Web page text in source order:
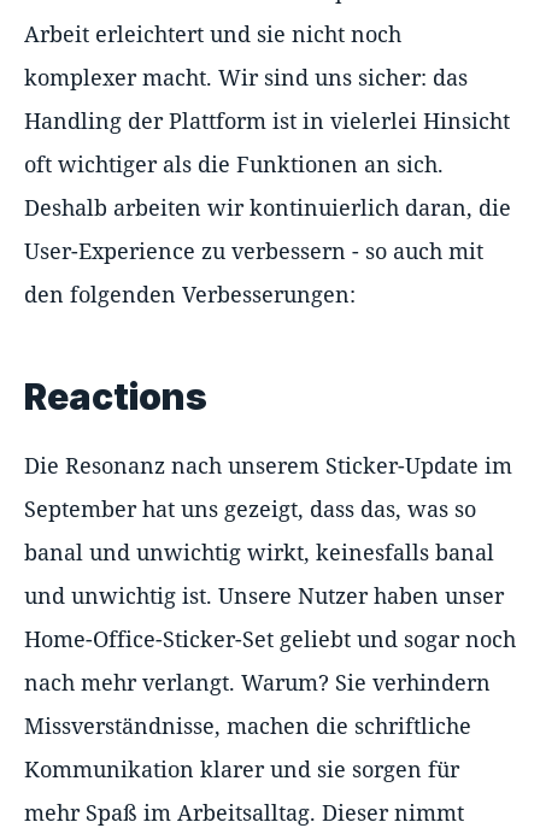
Arbeit erleichtert und sie nicht noch
komplexer macht. Wir sind uns sicher: das
Handling der Plattform ist in vielerlei Hinsicht
oft wichtiger als die Funktionen an sich.
Deshalb arbeiten wir kontinuierlich daran, die
User-Experience zu verbessern - so auch mit
den folgenden Verbesserungen:
Reactions
Die Resonanz nach unserem Sticker-Update im
September hat uns gezeigt, dass das, was so
banal und unwichtig wirkt, keinesfalls banal
und unwichtig ist. Unsere Nutzer haben unser
Home-Office-Sticker-Set geliebt und sogar noch
nach mehr verlangt. Warum? Sie verhindern
Missverständnisse, machen die schriftliche
Kommunikation klarer und sie sorgen für
mehr Spaß im Arbeitsalltag. Dieser nimmt